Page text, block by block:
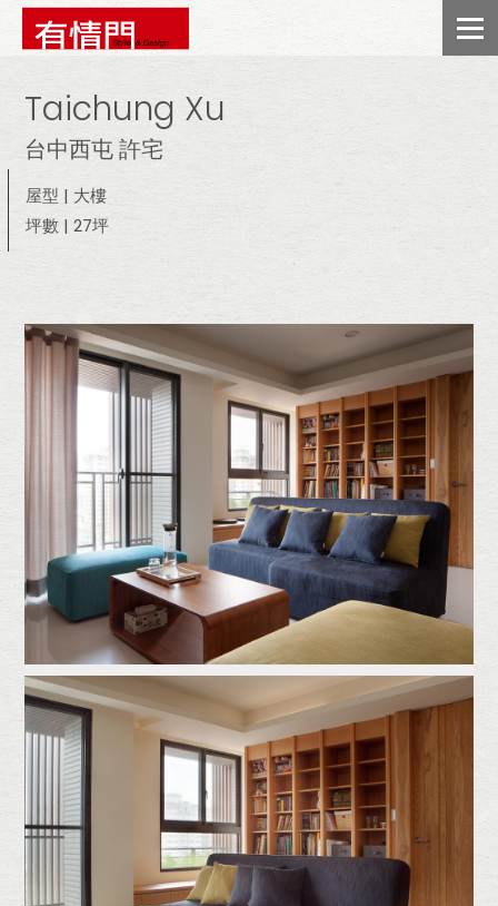
Taichung Xu
台中西屯 許宅
屋型 | 大樓
坪數 | 27坪